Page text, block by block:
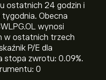
ostatnich 24 godzin i
Obecna
wynosi
w ostatnich trzech
P/E dla
stopa zwrotu: 0.09%.
0